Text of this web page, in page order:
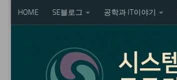
Skip to content
HOME SE블로그 공학과 IT이야기